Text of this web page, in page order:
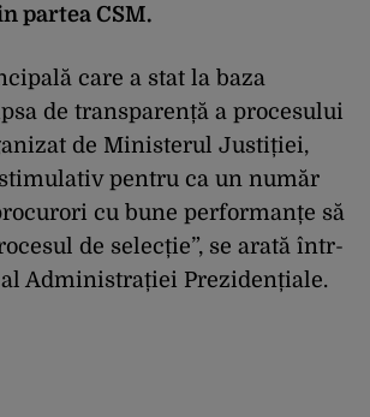
partea CSM.
care a stat la baza
de transparență a procesului
de Ministerul Justiției,
pentru ca un număr
cu bune performanțe să
de selecție”, se arată într-
Administrației Prezidențiale.